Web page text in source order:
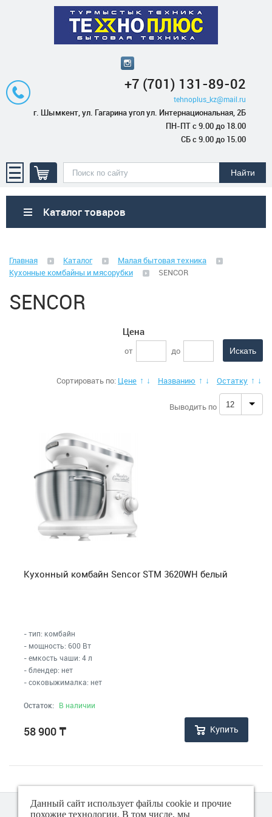
+7 (701) 131-89-02
tehnoplus_kz@mail.ru
г. Шымкент, ул. Гагарина угол ул. Интернациональная, 2Б
ПН-ПТ с 9.00 до 18.00
СБ с 9.00 до 15.00
Каталог товаров
Климатическая техника
Малая бытовая техника
Весы (напольные)
Гладильные системы, доски
Йогуртницы
Ирригаторы
Контейнеры
Кухонные инструменты
Кухонные комбайны и мясорубки
Машинки для стрижки, триммеры
Машинки для удаления катышков
Мельницы для специй
Миксеры, блендеры, измельчители (чопперы)
Главная Каталог
Малая бытовая техника
Кухонные комбайны и мясорубки
SENCOR
SENCOR
Цена
от до
Сортировать по: Цене ↑ ↓ Названию ↑ ↓ Остатку ↑ ↓
Выводить по 12
Кухонный комбайн Sencor STM 3620WH белый
- тип: комбайн
- мощность: 600 Вт
- емкость чаши: 4 л
- блендер: нет
- соковыжималка: нет
Остаток: В наличии
58 900 ₸ Купить
Данный сайт использует файлы cookie и прочие
похожие технологии. В том числе, мы